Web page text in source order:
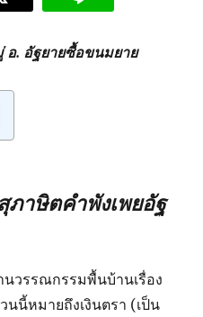
. อัฐยายซื้อขนมยาย
าษิตคำพังเพยอัฐ
วรรณกรรมพื้นบ้านเรื่อง
นี้หมายถึงเงินตรา (เป็น